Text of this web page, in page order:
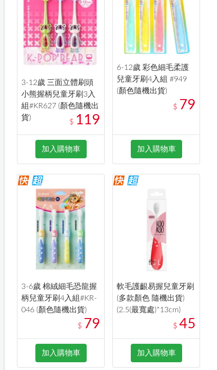
3-12歲 三面立體刷頭
小熊握柄兒童牙刷3入
組#KR627 (顏色隨機出
貨)
$ 119
加入購物車
6-12歲 彩色細毛柔護
兒童牙刷4入組 #949
(顏色隨機出貨)
$ 79
加入購物車
3-6歲 棉絨細毛恐龍握
柄兒童牙刷4入組#KR-
046 (顏色隨機出貨)
$ 79
加入購物車
軟毛護齦易握兒童牙刷
(多款顏色 隨機出貨)
(2.5(最寬處)*13cm)
$ 45
加入購物車